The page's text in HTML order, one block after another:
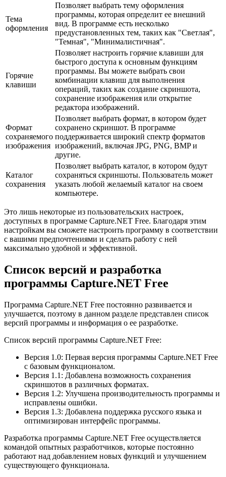
Тема
оформления
Позволяет выбрать тему оформления
программы, которая определит ее внешний
вид. В программе есть несколько
предустановленных тем, таких как "Светлая",
"Темная", "Минималистичная".
Горячие
клавиши
Позволяет настроить горячие клавиши для
быстрого доступа к основным функциям
программы. Вы можете выбрать свои
комбинации клавиш для выполнения
операций, таких как создание скриншота,
сохранение изображения или открытие
редактора изображений.
Формат
сохраняемого
изображения
Позволяет выбрать формат, в котором будет
сохранено скриншот. В программе
поддерживается широкий спектр форматов
изображений, включая JPG, PNG, BMP и
другие.
Каталог
сохранения
Позволяет выбрать каталог, в котором будут
сохраняться скриншоты. Пользователь может
указать любой желаемый каталог на своем
компьютере.
Это лишь некоторые из пользовательских настроек,
доступных в программе Capture.NET Free. Благодаря этим
настройкам вы сможете настроить программу в соответствии
с вашими предпочтениями и сделать работу с ней
максимально удобной и эффективной.
Список версий и разработка
программы Capture.NET Free
Программа Capture.NET Free постоянно развивается и
улучшается, поэтому в данном разделе представлен список
версий программы и информация о ее разработке.
Список версий программы Capture.NET Free:
Версия 1.0: Первая версия программы Capture.NET Free
с базовым функционалом.
Версия 1.1: Добавлена возможность сохранения
скриншотов в различных форматах.
Версия 1.2: Улучшена производительность программы и
исправлены ошибки.
Версия 1.3: Добавлена поддержка русского языка и
оптимизирован интерфейс программы.
Разработка программы Capture.NET Free осуществляется
командой опытных разработчиков, которые постоянно
работают над добавлением новых функций и улучшением
существующего функционала.